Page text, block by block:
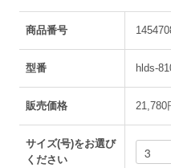
商品番号
型番 hlds-
販売価格 21,780
サイズ(号)をお選び
ください